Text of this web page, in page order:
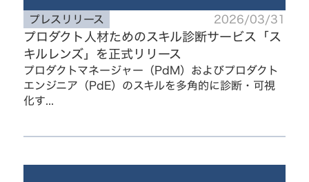
プレスリリース 2026/03/31
プロダクト人材ためのスキル診断サービス「ス
キルレンズ」を正式リリース
プロダクトマネージャー（PdM）およびプロダクト
エンジニア（PdE）のスキルを多角的に診断・可視
化す...